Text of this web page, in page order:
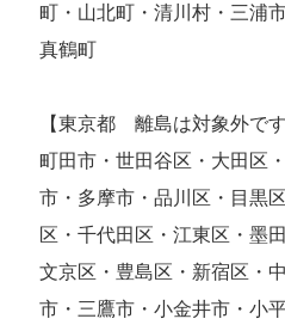
町・山北町・清川村・三浦
真鶴町
【東京都 離島は対象外です
町田市・世田谷区・大田区
市・多摩市・品川区・目黒
区・千代田区・江東区・墨
文京区・豊島区・新宿区・
市・三鷹市・小金井市・小